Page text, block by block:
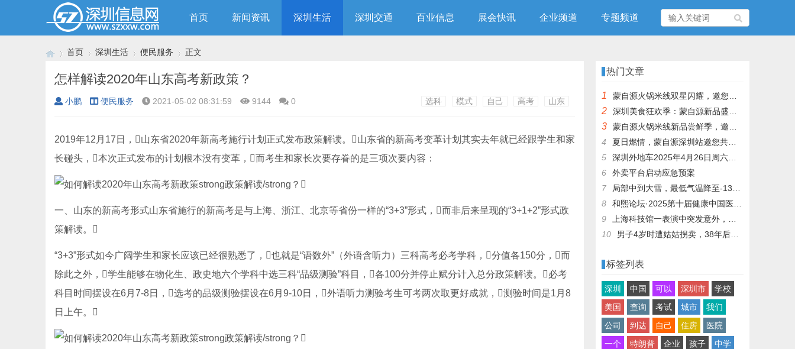
首页 新闻资讯 深圳生活 深圳交通 百业信息 展会快讯 企业频道 专题频道
›
首页 深圳生活
›
便民服务
›
正文
怎样解读2020年山东高考新政策？
小鹏 便民服务 2021-05-02 08:31:59 9144 0 选科 模式 自己 高考 山东
2019年12月17日，山东省2020年新高考施行计划正式发布政策解读。山东省的新高考变革计划其实去年就已经跟学生和家
长碰头，本次正式发布的计划根本没有变革，而考生和家长次要存眷的是三项次要内容：
一、山东的新高考形式山东省施行的新高考是与上海、浙江、北京等省份一样的“3+3”形式，而非后来呈现的“3+1+2”形式政
策解读。
“3+3”形式如今广阔学生和家长应该已经很熟悉了，也就是“语数外”（外语含听力）三科高考必考学科，分值各150分，而
除此之外，学生能够在物化生、政史地六个学科中选三科“品级测验”科目，各100分并停止赋分计入总分政策解读。必考
科目时间摆设在6月7-8日，选考的品级测验摆设在6月9-10日，外语听力测验考生可考两次取更好成就，测验时间是1月8
日上午。
热门文章
1 蒙自源火锅米线双星闪耀，邀您共享辣爽夏日盛宴！
2 深圳美食狂欢季：蒙自源新品盛宴邀您品尝
3
蒙自源火锅米线新品尝鲜季，邀您共享味蕾盛宴！
4
夏日燃情，蒙自源深圳站邀您共赴美食盛宴！
5
深圳外地车2025年4月26日周六限行吗
6
外卖平台启动应急预案
7
局部中到大雪，最低气温降至-13℃，济南今冬的第一场雪，或跟去年同一时间！
8
和熙论坛·2025第十届健康中国医药连锁发展论坛在泰州举办
9
上海科技馆一表演中突发意外，机器人从高处坠落摔毁
10
男子4岁时遭姑姑拐卖，38年后终回家认亲！聋哑父母苦寻多年，母亲已抱憾离世丨红星寻人
标签列表
深圳 中国 可以 深圳市
学校
美国
查询 考试 城市
我们
公司
到达 自己 住房
医院
一个
特朗普 企业 孩子
中学